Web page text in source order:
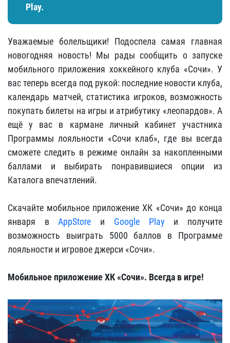
Play.
Уважаемые болельщики! Подоспела самая главная
новогодняя новость! Мы рады сообщить о запуске
мобильного приложения хоккейного клуба «Сочи». У
вас теперь всегда под рукой: последние новости клуба,
календарь матчей, статистика игроков, возможность
покупать билеты на игры и атрибутику «леопардов». А
ещё у вас в кармане личный кабинет участника
Программы лояльности «Сочи клаб», где вы всегда
сможете следить в режиме онлайн за накопленными
баллами и выбирать понравившиеся опции из
Каталога впечатлений.
Скачайте мобильное приложение ХК «Сочи» до конца
января вAppStore и Google Play и получите
возможность выиграть 5000 баллов в Программе
лояльности и игровое джерси «Сочи».
Мобильное приложение ХК «Сочи». Всегда в игре!